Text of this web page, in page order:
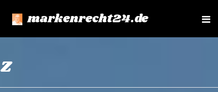
markenrecht24.de
e
Z